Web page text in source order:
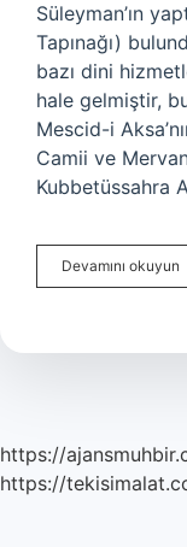
Süleyman’ın
Tapınağı)
bazı dini
hale gelmiştir,
Mescid-i
Camii ve
Kubbetüssahra
Devamını okuyun
I
https://
https://